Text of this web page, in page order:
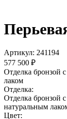
Артикул: 241194
577 500 ₽
Отделка бронзой
лаком
Отделка:
Отделка бронзой
натуральным
Цвет: